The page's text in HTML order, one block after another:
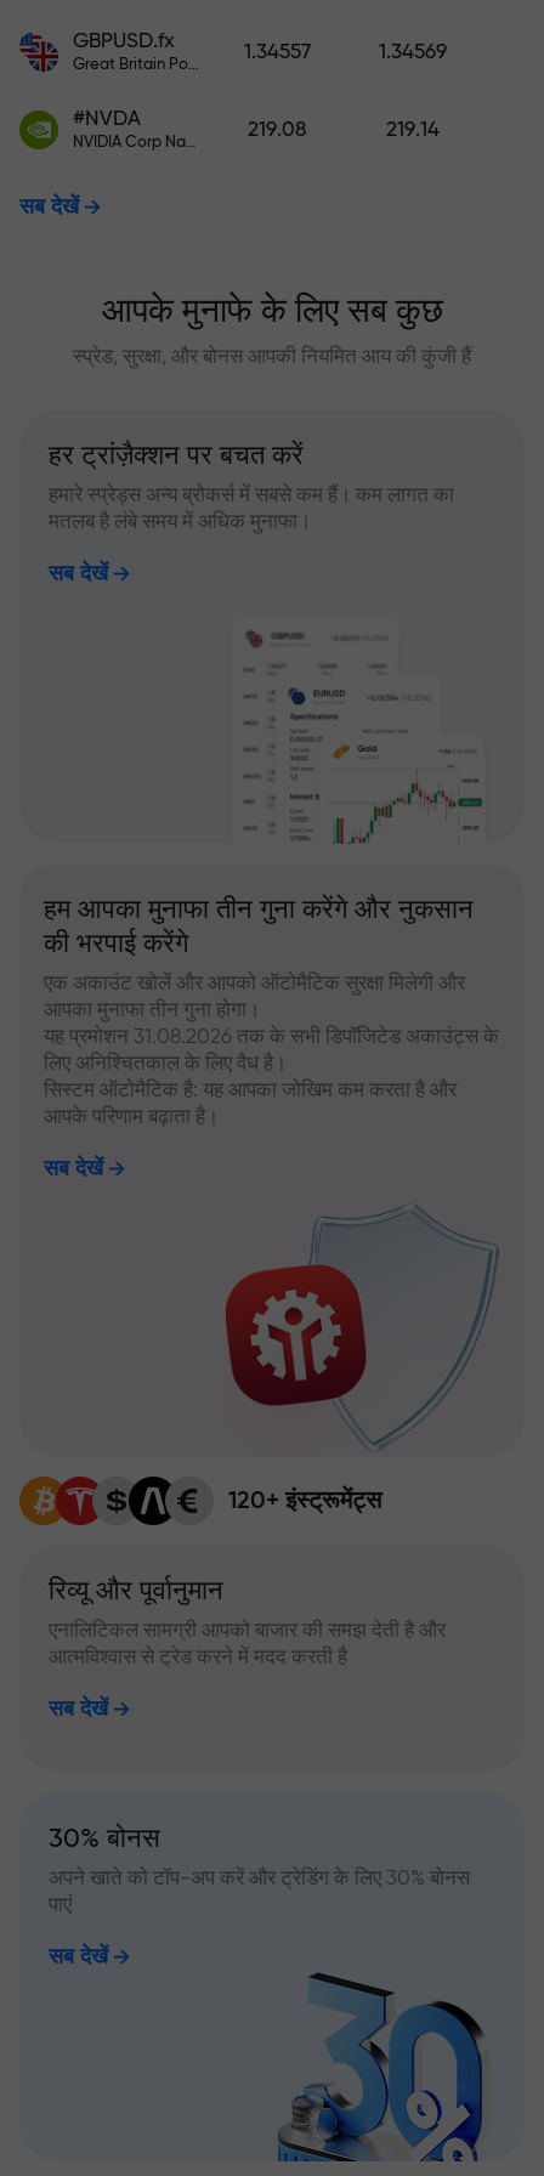
GBPUSD.fx
Great Britain Pound vs US Dollar
1.34557 1.34569
#NVDA
NVIDIA Corp Nasdaq Stock Exchange (Nasdaq) USD
219.08 219.14
सब देखें
आपके मुनाफे के लिए सब कुछ
स्प्रेड, सुरक्षा, और बोनस आपकी नियमित आय की कुंजी हैं
हर ट्रांज़ैक्शन पर बचत करें
हमारे स्प्रेड्स अन्य ब्रोकर्स में सबसे कम हैं। कम लागत का
मतलब है लंबे समय में अधिक मुनाफा।
सब देखें
हम आपका मुनाफा तीन गुना करेंगे और नुकसान
की भरपाई करेंगे
एक अकाउंट खोलें और आपको ऑटोमैटिक सुरक्षा मिलेगी और
आपका मुनाफा तीन गुना होगा।
यह प्रमोशन 31.08.2026 तक के सभी डिपॉजिटेड अकाउंट्स के
लिए अनिश्चितकाल के लिए वैध है।
सिस्टम ऑटोमैटिक है: यह आपका जोखिम कम करता है और
आपके परिणाम बढ़ाता है।
सब देखें
120+ इंस्ट्रूमेंट्स
रिव्यू और पूर्वानुमान
एनालिटिकल सामग्री आपको बाजार की समझ देती है और
आत्मविश्वास से ट्रेड करने में मदद करती है
सब देखें
30% बोनस
अपने खाते को टॉप-अप करें और ट्रेडिंग के लिए 30% बोनस
पाएं
सब देखें